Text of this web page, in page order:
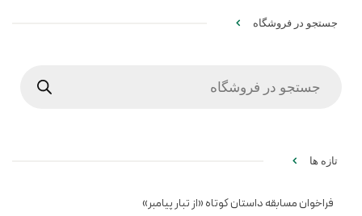
جستجو در فروشگاه
تازه ها
فراخوان مسابقه داستان کوتاه «از تبار پیامبر»